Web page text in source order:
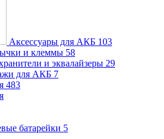
Аксессуары для АКБ 103
и клеммы 58
и эквалайзеры 29
для АКБ 7
483
батарейки 5